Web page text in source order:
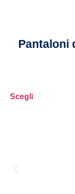
Pantaloni
Scegli